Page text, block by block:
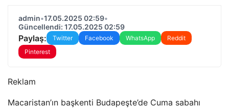
admin•17.05.2025 02:59•
Güncellendi: 17.05.2025 02:59
Paylaş: Twitter Facebook WhatsApp
Reddit
Pinterest
Reklam
Macaristan’ın başkenti Budapeşte’de Cuma sabahı